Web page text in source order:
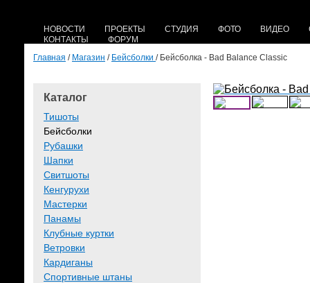
НОВОСТИ ПРОЕКТЫ СТУДИЯ ФОТО ВИДЕО
КОНТАКТЫ
ФОРУМ
Главная / Магазин / Бейсболки / Бейсболка - Bad Balance Classic
Каталог
Тишоты
Бейсболки
Рубашки
Шапки
Свитшоты
Кенгурухи
Мастерки
Панамы
Клубные куртки
Ветровки
Кардиганы
Спортивные штаны